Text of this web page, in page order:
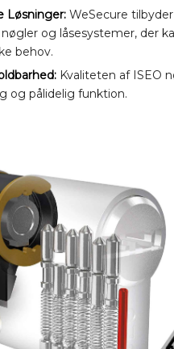
Løsninger: WeSecure
nøgler og låsesystemer, der
behov.
Kvaliteten af ISEO
og pålidelig funktion.